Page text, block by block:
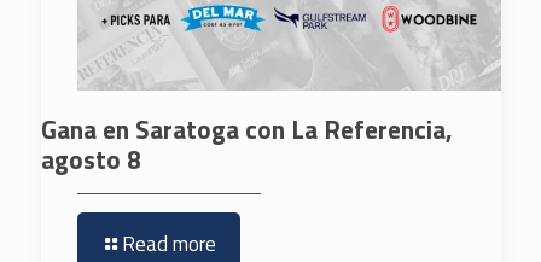
Gana en Saratoga con La Referencia,
agosto 8
Read more